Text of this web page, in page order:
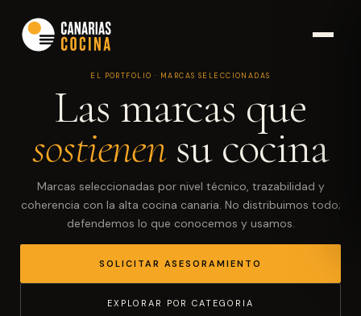
EL PORTFOLIO · MARCAS SELECCIONADAS
Las marcas que
sostienen su cocina
Marcas seleccionadas por nivel técnico, trazabilidad y
coherencia con la alta cocina canaria. No distribuimos todo;
defendemos lo que conocemos y usamos.
SOLICITAR ASESORAMIENTO
EXPLORAR POR CATEGORIA